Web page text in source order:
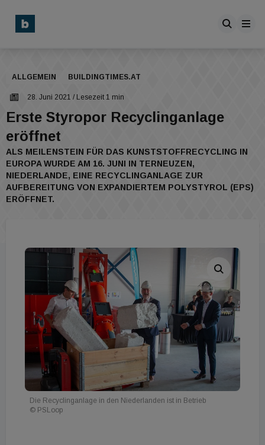
ALLGEMEIN BUILDINGTIMES.AT
28. Juni 2021 / Lesezeit 1 min
Erste Styropor Recyclinganlage
eröffnet
ALS MEILENSTEIN FÜR DAS KUNSTSTOFFRECYCLING IN
EUROPA WURDE AM 16. JUNI IN TERNEUZEN,
NIEDERLANDE, EINE RECYCLINGANLAGE ZUR
AUFBEREITUNG VON EXPANDIERTEM POLYSTYROL (EPS)
ERÖFFNET.
Die Recyclinganlage in den Niederlanden ist in Betrieb
© PSLoop